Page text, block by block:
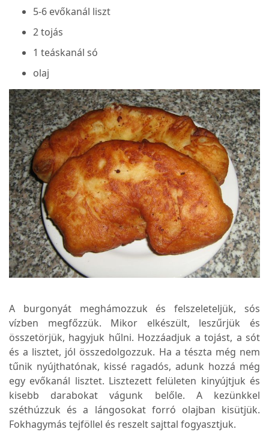
5-6 evőkanál liszt
2 tojás
1 teáskanál só
olaj
A burgonyát meghámozzuk és felszeleteljük, sós
vízben megfőzzük. Mikor elkészült, leszűrjük és
összetörjük, hagyjuk hűlni. Hozzáadjuk a tojást, a sót
és a lisztet, jól összedolgozzuk. Ha a tészta még nem
tűnik nyújthatónak, kissé ragadós, adunk hozzá még
egy evőkanál lisztet. Lisztezett felületen kinyújtjuk és
kisebb darabokat vágunk belőle. A kezünkkel
széthúzzuk és a lángosokat forró olajban kisütjük.
Fokhagymás tejföllel és reszelt sajttal fogyasztjuk.